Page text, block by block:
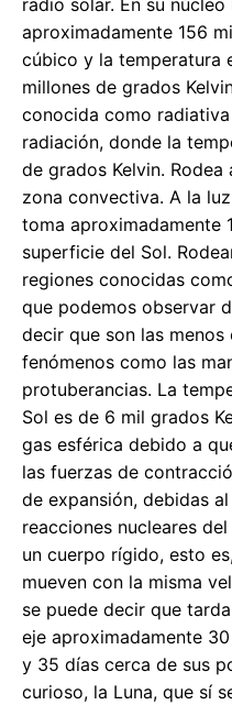
radio solar. En su
aproximadamente 156
cúbico y la temperatura
millones de grados
conocida como
radiación, donde la
de grados Kelvin.
zona convectiva. A la
toma aproximadamente
superficie del Sol.
regiones conocidas
que podemos observar
decir que son las
fenómenos como las
protuberancias. La
Sol es de 6 mil grados
gas esférica debido a
las fuerzas de
de expansión, debidas
reacciones nucleares
un cuerpo rígido, esto
mueven con la misma
se puede decir que
eje aproximadamente
y 35 días cerca de sus
curioso, la Luna, que sí